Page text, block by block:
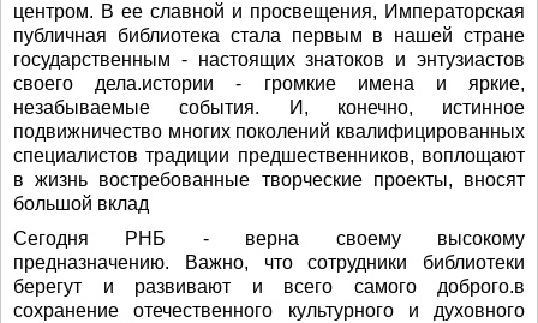
центром. В ее славной и просвещения, Императорская
публичная библиотека стала первым в нашей стране
государственным - настоящих знатоков и энтузиастов
своего дела.истории - громкие имена и яркие,
незабываемые события. И, конечно, истинное
подвижничество многих поколений квалифицированных
специалистов традиции предшественников, воплощают
в жизнь востребованные творческие проекты, вносят
большой вклад
Сегодня РНБ - верна своему высокому
предназначению. Важно, что сотрудники библиотеки
берегут и развивают и всего самого доброго.в
сохранение отечественного культурного и духовного